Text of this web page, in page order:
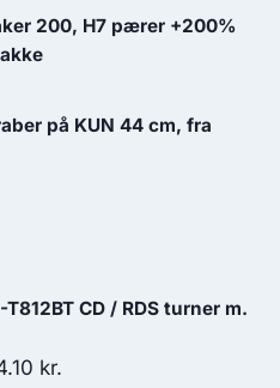
kr..
aktuelle
7,314.05 kr..
200, H7 pærer +200%
på KUN 44 cm, fra
CD / RDS turner m.
kr.